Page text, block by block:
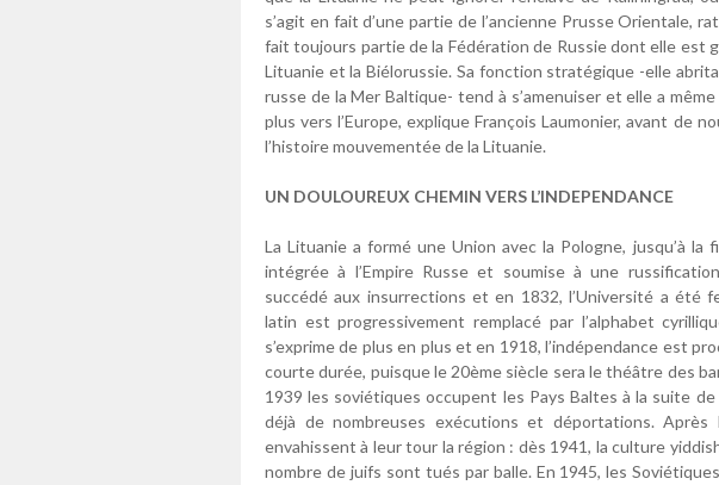
s’agit en fait d’une partie de l’ancienne Prusse Orientale,
fait toujours partie de la Fédération de Russie dont elle est
Lituanie et la Biélorussie. Sa fonction stratégique -elle
russe de la Mer Baltique- tend à s’amenuiser et elle a
plus vers l’Europe, explique François Laumonier, avant de
l’histoire mouvementée de la Lituanie.
UN DOULOUREUX CHEMIN VERS L’INDEPENDANCE
La Lituanie a formé une Union avec la Pologne, jusqu’à
intégrée à l’Empire Russe et soumise à une
succédé aux insurrections et en 1832, l’Université a été
latin est progressivement remplacé par l’alphabet
s’exprime de plus en plus et en 1918, l’indépendance est
courte durée, puisque le 20ème siècle sera le théâtre des
1939 les soviétiques occupent les Pays Baltes à la suite
déjà de nombreuses exécutions et déportations.
envahissent à leur tour la région : dès 1941, la culture
nombre de juifs sont tués par balle. En 1945, les